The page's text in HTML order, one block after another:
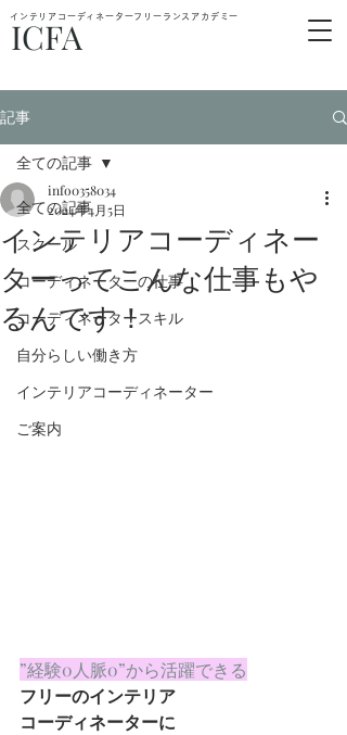
ICFA
インテリアコーディネーターフリーランスアカデミー
記事
全ての記事
スクール
コーディネーターの仕事
コーディネータースキル
自分らしい働き方
インテリアコーディネーター
ご案内
全ての記事
インテリアコーディネー
ターってこんな仕事もや
るんです！
info0358034
2024年4月5日
”経験0人脈0”から活躍できる
フリーのインテリア
コーディネーターに